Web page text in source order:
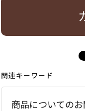
関連キーワード
商品についての